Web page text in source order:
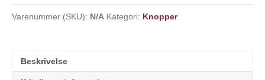
Rillet
antal
Varenummer (SKU): N/A Kategori: Knopper
Beskrivelse